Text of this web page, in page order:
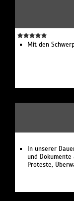
Mit den
In unserer
und Dokumente
Proteste,